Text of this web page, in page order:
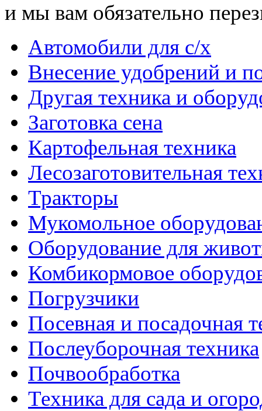
и мы вам обязательно
Автомобили для с/х
Внесение удобрений и
Другая техника и
Заготовка сена
Картофельная техника
Лесозаготовительная
Тракторы
Мукомольное
Оборудование для
Комбикормовое
Погрузчики
Посевная и посадочная
Послеуборочная техника
Почвообработка
Техника для сада и